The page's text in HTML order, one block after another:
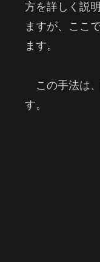
方を詳しく説
ますが、ここ
ます。
この手法は
す。